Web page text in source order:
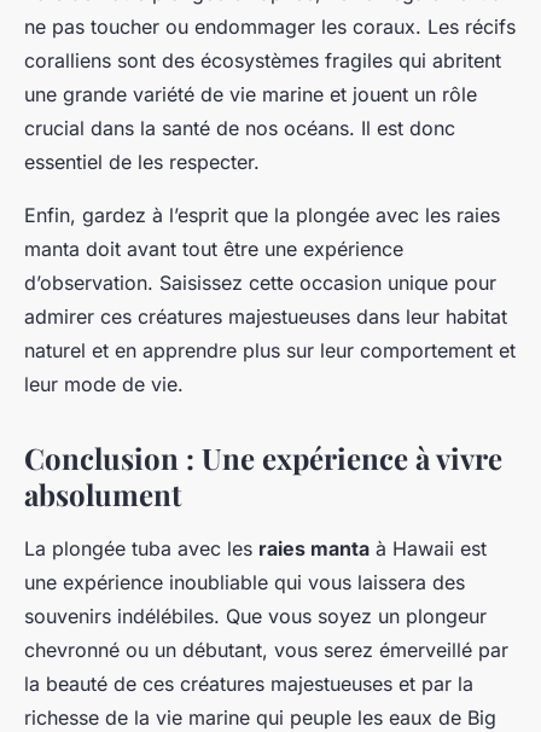
ne pas toucher ou endommager les coraux. Les récifs
coralliens sont des écosystèmes fragiles qui abritent
une grande variété de vie marine et jouent un rôle
crucial dans la santé de nos océans. Il est donc
essentiel de les respecter.
Enfin, gardez à l’esprit que la plongée avec les raies
manta doit avant tout être une expérience
d’observation. Saisissez cette occasion unique pour
admirer ces créatures majestueuses dans leur habitat
naturel et en apprendre plus sur leur comportement et
leur mode de vie.
Conclusion : Une expérience à vivre
absolument
La plongée tuba avec les raies manta à Hawaii est
une expérience inoubliable qui vous laissera des
souvenirs indélébiles. Que vous soyez un plongeur
chevronné ou un débutant, vous serez émerveillé par
la beauté de ces créatures majestueuses et par la
richesse de la vie marine qui peuple les eaux de Big